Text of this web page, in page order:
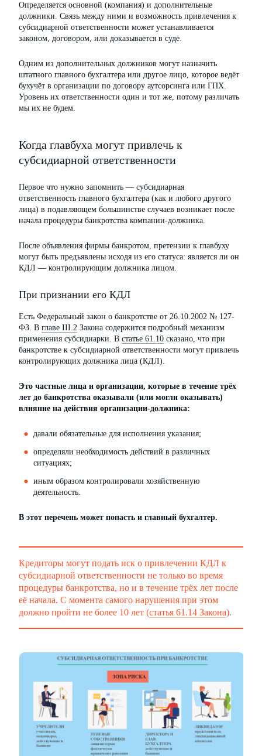
Определяется основной (компания) и дополнительные
должники. Связь между ними и возможность привлечения к
субсидиарной ответственности может устанавливается
законом, договором, или доказывается в суде.
Одним из дополнительных должников могут назначить
штатного главного бухгалтера или другое лицо, которое ведёт
бухучёт в организации по договору аутсорсинга или ГПХ.
Уровень их ответственности один и тот же, потому различать
мы их не будем.
Когда главбуха могут привлечь к
субсидиарной ответственности
Первое что нужно запомнить — субсидиарная
ответственность главного бухгалтера (как и любого другого
лица) в подавляющем большинстве случаев возникает после
начала процедуры банкротства компании-должника.
После объявления фирмы банкротом, претензии к главбуху
могут быть предъявлены исходя из его статуса: является ли он
КДЛ — контролирующим должника лицом.
При признании его КДЛ
Есть Федеральный закон о банкротстве от 26.10.2002 № 127-
ФЗ. В главе III.2 Закона содержится подробный механизм
применения субсидиарки. В статье 61.10 сказано, что при
банкротстве к субсидиарной ответственности могут привлечь
контролирующих должника лица (КДЛ).
Это частные лица и организации, которые в течение трёх
лет до банкротства оказывали (или могли оказывать)
влияние на действия организации-должника:
давали обязательные для исполнения указания;
определяли необходимость действий в различных
ситуациях;
иным образом контролировали хозяйственную
деятельность.
В этот перечень может попасть и главный бухгалтер.
Кредиторы могут подать иск о привлечении КДЛ к
субсидиарной ответственности не только во время
процедуры банкротства, но и в течение трёх лет после
её начала. С момента самого нарушения при этом
должно пройти не более 10 лет (статья 61.14 Закона).